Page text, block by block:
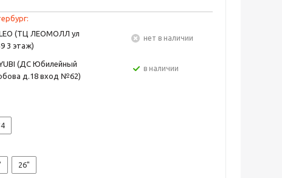
(ТЦ ЛЕОМОЛЛ ул
3 этаж)
Нет в наличии
(ДС Юбилейный
д.18 вход №62)
в наличии
26"